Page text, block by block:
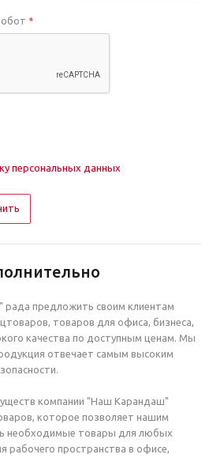
*
персональных данных
предложить своим клиентам
товаров для офиса, бизнеса,
качества по доступным ценам. Мы
отвечает самым высоким
компании "Наш Карандаш"
которое позволяет нашим
необходимые товары для любых
рабочего пространства в офисе,